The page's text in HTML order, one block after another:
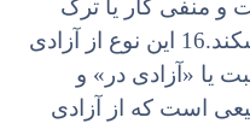
و منفى کار یا ترک
کارى استفاده گسترده‏اى مى‏کند.16 این نوع از آزادى
یا «آزادى در» و
است که از آزادى